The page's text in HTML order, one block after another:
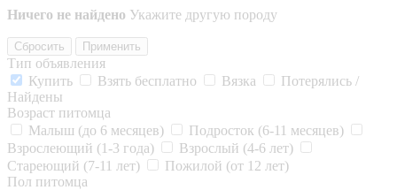
Ничего не найдено Укажите другую породу
Сбросить Применить
Тип объявления
Купить
Взять бесплатно Вязка
Потерялись /
Найдены
Возраст питомца
Малыш (до 6 месяцев)
Подросток (6-11 месяцев)
Взрослеющий (1-3 года)
Взрослый (4-6 лет)
Стареющий (7-11 лет)
Пожилой (от 12 лет)
Пол питомца